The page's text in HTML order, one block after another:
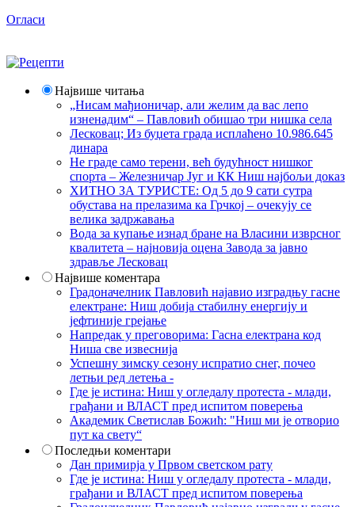
Огласи
Највише читања
„Нисам мађионичар, али желим да вас лепо
изненадим“ – Павловић обишао три нишка села
Лесковац; Из буџета града исплаћено 10.986.645
динара
Не граде само терени, већ будућност нишког
спорта – Железничар Југ и КК Ниш најбољи доказ
ХИТНО ЗА ТУРИСТЕ: Од 5 до 9 сати сутра
обустава на прелазима ка Грчкој – очекују се
велика задржавања
Вода за купање изнад бране на Власини изврсног
квалитета – најновија оцена Завода за јавно
здравље Лесковац
Највише коментара
Градоначелник Павловић најавио изградњу гасне
електране: Ниш добија стабилну енергију и
јефтиније грејање
Напредак у преговорима: Гасна електрана код
Ниша све извеснија
Успешну зимску сезону испратио снег, почео
летњи ред летења -
Где је истина: Ниш у огледалу протеста - млади,
грађани и ВЛАСТ пред испитом поверења
Академик Светислав Божић: "Ниш ми је отворио
пут ка свету“
Последњи коментари
Дан примирја у Првом светском рату
Где је истина: Ниш у огледалу протеста - млади,
грађани и ВЛАСТ пред испитом поверења